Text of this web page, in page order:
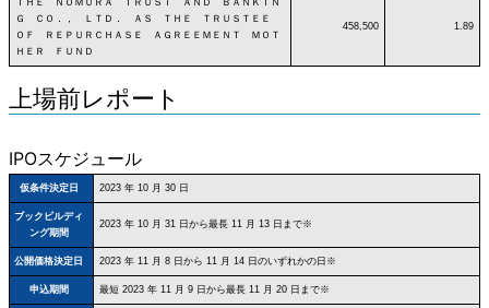
Ｇ ＣＯ．， ＬＴＤ． ＡＳ ＴＨＥ ＴＲＵＳＴＥＥ
ＯＦ ＲＥＰＵＲＣＨＡＳＥ ＡＧＲＥＥＭＥＮＴ ＭＯＴ
ＨＥＲ ＦＵＮＤ
458,500 1.89
上場前レポート
IPOスケジュール
仮条件決定日 2023 年 10 月 30 日
ブックビルディ
ング期間
2023 年 10 月 31 日から最長 11 月 13 日まで※
公開価格決定日 2023 年 11 月 8 日から 11 月 14 日のいずれかの日※
申込期間 最短 2023 年 11 月 9 日から最長 11 月 20 日まで※